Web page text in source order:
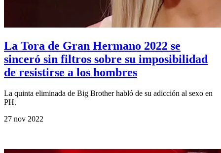
La Tora de Gran Hermano 2022 se
sinceró sin filtros sobre su imposibilidad
de resistirse a los hombres
La quinta eliminada de Big Brother habló de su adicción al sexo en
PH.
27 nov 2022